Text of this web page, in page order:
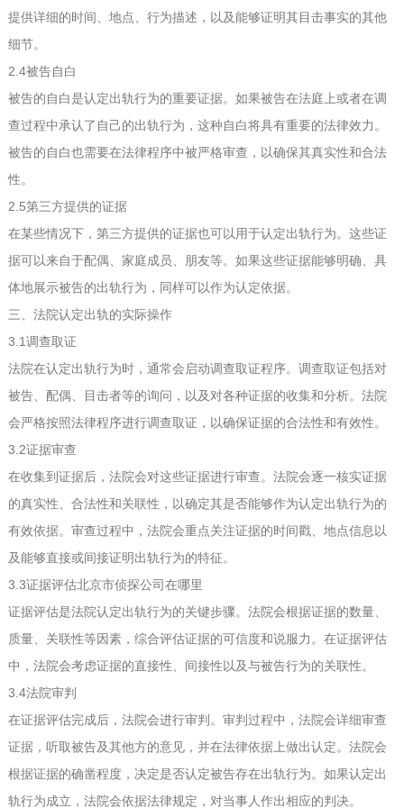
提供详细的时间、地点、行为描述，以及能够证明其目击事实的其他
细节。
2.4被告自白
被告的自白是认定出轨行为的重要证据。如果被告在法庭上或者在调
查过程中承认了自己的出轨行为，这种自白将具有重要的法律效力。
被告的自白也需要在法律程序中被严格审查，以确保其真实性和合法
性。
2.5第三方提供的证据
在某些情况下，第三方提供的证据也可以用于认定出轨行为。这些证
据可以来自于配偶、家庭成员、朋友等。如果这些证据能够明确、具
体地展示被告的出轨行为，同样可以作为认定依据。
三、法院认定出轨的实际操作
3.1调查取证
法院在认定出轨行为时，通常会启动调查取证程序。调查取证包括对
被告、配偶、目击者等的询问，以及对各种证据的收集和分析。法院
会严格按照法律程序进行调查取证，以确保证据的合法性和有效性。
3.2证据审查
在收集到证据后，法院会对这些证据进行审查。法院会逐一核实证据
的真实性、合法性和关联性，以确定其是否能够作为认定出轨行为的
有效依据。审查过程中，法院会重点关注证据的时间戳、地点信息以
及能够直接或间接证明出轨行为的特征。
3.3证据评估北京市侦探公司在哪里
证据评估是法院认定出轨行为的关键步骤。法院会根据证据的数量、
质量、关联性等因素，综合评估证据的可信度和说服力。在证据评估
中，法院会考虑证据的直接性、间接性以及与被告行为的关联性。
3.4法院审判
在证据评估完成后，法院会进行审判。审判过程中，法院会详细审查
证据，听取被告及其他方的意见，并在法律依据上做出认定。法院会
根据证据的确凿程度，决定是否认定被告存在出轨行为。如果认定出
轨行为成立，法院会依据法律规定，对当事人作出相应的判决。